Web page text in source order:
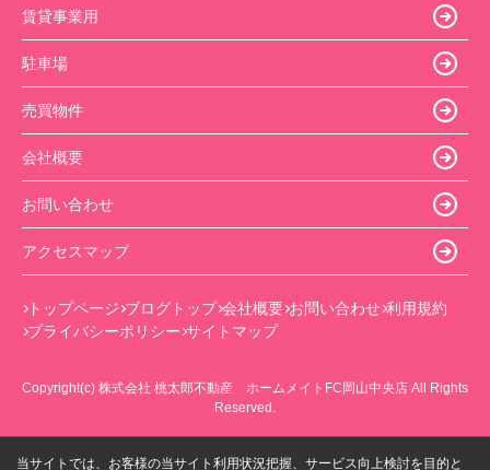
賃貸事業用
駐車場
売買物件
会社概要
お問い合わせ
アクセスマップ
トップページ ブログトップ 会社概要 お問い合わせ 利用規約
プライバシーポリシー サイトマップ
Copyright(c) 株式会社 桃太郎不動産 ホームメイトFC岡山中央店 All Rights
Reserved.
当サイトでは、お客様の当サイト利用状況把握、サービス向上検討を目的と